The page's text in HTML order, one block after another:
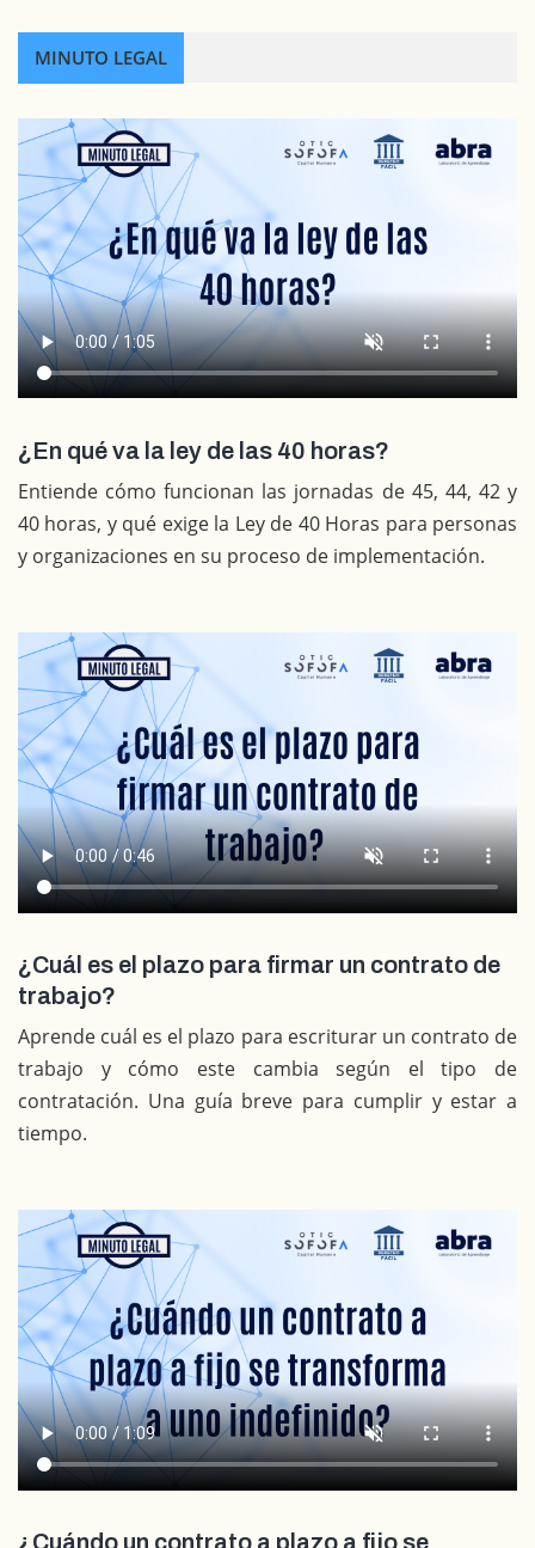
MINUTO LEGAL
¿En qué va la ley de las 40 horas?
Entiende cómo funcionan las jornadas de 45, 44, 42 y
40 horas, y qué exige la Ley de 40 Horas para personas
y organizaciones en su proceso de implementación.
¿Cuál es el plazo para firmar un contrato de
trabajo?
Aprende cuál es el plazo para escriturar un contrato de
trabajo y cómo este cambia según el tipo de
contratación. Una guía breve para cumplir y estar a
tiempo.
¿Cuándo un contrato a plazo a fijo se